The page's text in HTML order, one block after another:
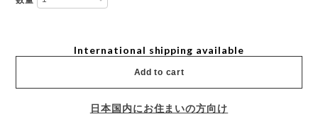
International shipping available
Add to cart
日本国内にお住まいの方向け